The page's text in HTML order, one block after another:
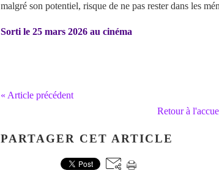
malgré son potentiel, risque de ne pas rester dans les
Sorti le 25 mars 2026 au cinéma
« Article précédent
Retour à
PARTAGER CET ARTICLE